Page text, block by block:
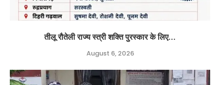
तीलू रौतेली राज्य स्त्री शक्ति पुरस्कार के लिए...
August 6, 2026